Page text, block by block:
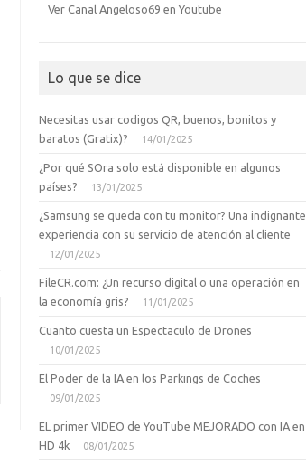
Ver Canal Angeloso69 en Youtube
Lo que se dice
Necesitas usar codigos QR, buenos, bonitos y
baratos (Gratix)?
14/01/2025
¿Por qué SOra solo está disponible en algunos
países?
13/01/2025
¿Samsung se queda con tu monitor? Una indignante
experiencia con su servicio de atención al cliente
12/01/2025
FileCR.com: ¿Un recurso digital o una operación en
la economía gris?
11/01/2025
Cuanto cuesta un Espectaculo de Drones
10/01/2025
El Poder de la IA en los Parkings de Coches
09/01/2025
EL primer VIDEO de YouTube MEJORADO con IA en
HD 4k
08/01/2025